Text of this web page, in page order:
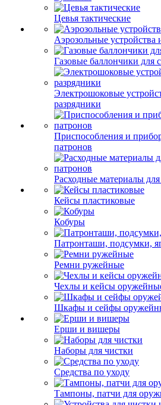
Цевья тактические
Аэрозольные
Газовые баллончики для
Электрошоковые
разрядники
Приспособления и
патронов
Расходные материалы
Кейсы пластиковые
Кобуры
Патронташи, подсумки,
Ремни ружейные
Чехлы и кейсы
Шкафы и сейфы
Ерши и вишеры
Наборы для чистки
Средства по уходу
Тампоны, патчи для